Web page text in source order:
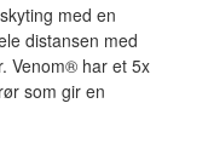
med en
distansen med
Venom® har et 5x
som gir en